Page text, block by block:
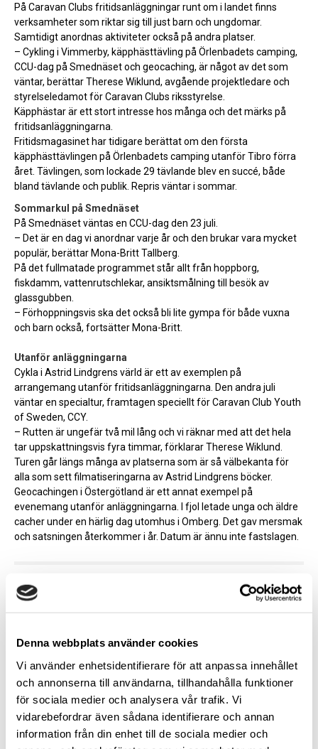
Denna webbplats använder cookies
Vi använder enhetsidentifierare för att anpassa innehållet
och annonserna till användarna, tillhandahålla funktioner
för sociala medier och analysera vår trafik. Vi
vidarebefordrar även sådana identifierare och annan
information från din enhet till de sociala medier och
På Caravan Clubs fritidsanläggningar runt om i landet finns
verksamheter som riktar sig till just barn och ungdomar.
Samtidigt anordnas aktiviteter också på andra platser.
– Cykling i Vimmerby, käpphästtävling på Örlenbadets camping,
CCU-dag på Smednäset och geocaching, är något av det som
väntar, berättar Therese Wiklund, avgående projektledare och
styrelseledamot för Caravan Clubs riksstyrelse.
Käpphästar är ett stort intresse hos många och det märks på
fritidsanläggningarna.
Fritidsmagasinet har tidigare berättat om den första
käpphästtävlingen på Örlenbadets camping utanför Tibro förra
året. Tävlingen, som lockade 29 tävlande blev en succé, både
bland tävlande och publik. Repris väntar i sommar.
Sommarkul på Smednäset
På Smednäset väntas en CCU-dag den 23 juli.
– Det är en dag vi anordnar varje år och den brukar vara mycket
populär, berättar Mona-Britt Tallberg.
På det fullmatade programmet står allt från hoppborg,
fiskdamm, vattenrutschlekar, ansiktsmålning till besök av
glassgubben.
– Förhoppningsvis ska det också bli lite gympa för både vuxna
och barn också, fortsätter Mona-Britt.
Utanför anläggningarna
Cykla i Astrid Lindgrens värld är ett av exemplen på
arrangemang utanför fritidsanläggningarna. Den andra juli
väntar en specialtur, framtagen speciellt för Caravan Club Youth
of Sweden, CCY.
– Rutten är ungefär två mil lång och vi räknar med att det hela
tar uppskattningsvis fyra timmar, förklarar Therese Wiklund.
Turen går längs många av platserna som är så välbekanta för
alla som sett filmatiseringarna av Astrid Lindgrens böcker.
Geocachingen i Östergötland är ett annat exempel på
evenemang utanför anläggningarna. I fjol letade unga och äldre
cacher under en härlig dag utomhus i Omberg. Det gav mersmak
och satsningen återkommer i år. Datum är ännu inte fastslagen.
Text & Bild
Relaterade artiklar
Möt en passionerad däcknörd
Heinz-Peter Adlung är en av husvagns- och
husbilsbranschen stora profiler.
– Jag är en däcknörd, säger han.